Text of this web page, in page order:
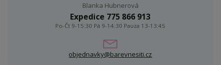
Blanka Hubnerová
Expedice 775 866 913
Po-Čt 9-15:30 Pá 9-14:30 Pauza 13-13:45
objednavky@barevnesiti.cz